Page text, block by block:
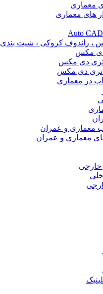
معماری
های معماری
، راندوف کروکی ، شیت بندی
مکس
تری دی مکس
تری دی مکس
در معماری
معماری و عمران
معماری و عمران
خارجی